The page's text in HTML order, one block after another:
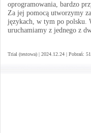
oprogramowania, bardzo
Za jej pomocą utworzymy
językach, w tym po polsku.
uruchamiamy z jednego z
Trial (testowa) | 2024.12.24 | Pobrań: